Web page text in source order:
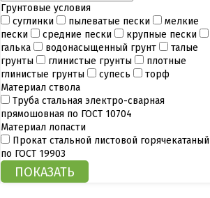
Грунтовые условия
суглинки
пылеватые пески
мелкие
пески
средние пески
крупные пески
галька
водонасыщенный грунт
талые
грунты
глинистые грунты
плотные
глинистые грунты
супесь
торф
Материал ствола
Труба стальная электро-сварная
прямошовная по ГОСТ 10704
Материал лопасти
Прокат стальной листовой горячекатаный
по ГОСТ 19903